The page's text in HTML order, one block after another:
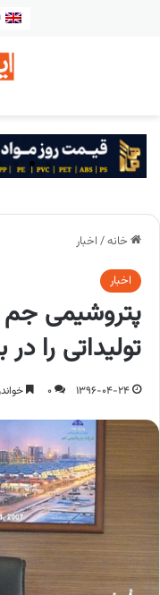
خانه/ اخبار
اخبار
پتروشیمی جم
تولیداتی را در
1396-04-24
0 خواندن